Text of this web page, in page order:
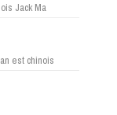
Jack Ma
est chinois